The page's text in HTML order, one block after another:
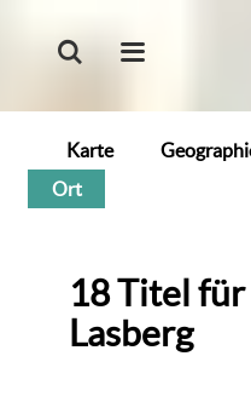
Karte
Ort
18Titel für
Lasberg